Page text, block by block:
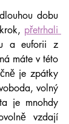
dobu
přetrhali
a euforii z
máte v této
je zpátky
volný
je mnohdy
vzdají